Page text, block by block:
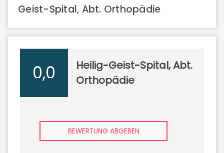
Geist-Spital, Abt. Orthopädie
0,0
Heilig-Geist-Spital, Abt.
Orthopädie
BEWERTUNG ABGEBEN